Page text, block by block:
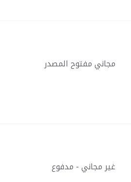
مجاني مفتوح المصدر
غير مجاني - مدفوع